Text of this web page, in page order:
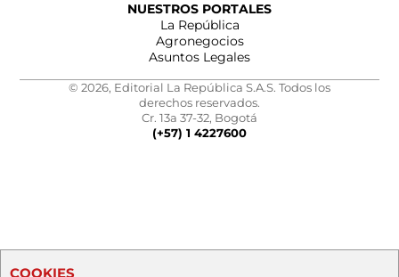
NUESTROS PORTALES
La República
Agronegocios
Asuntos Legales
© 2026, Editorial La República S.A.S. Todos los
derechos reservados.
Cr. 13a 37-32, Bogotá
(+57) 1 4227600
COOKIES